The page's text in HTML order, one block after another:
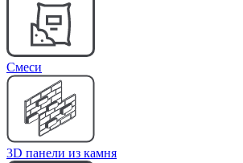
Cмеси
3D панели из камня